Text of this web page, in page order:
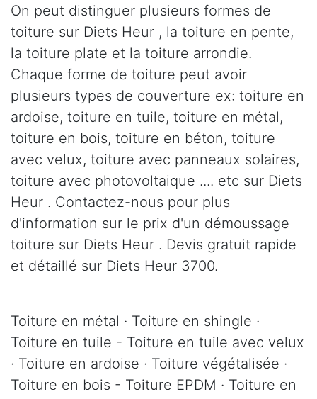
On peut distinguer plusieurs formes de
toiture sur Diets Heur , la toiture en pente,
la toiture plate et la toiture arrondie.
Chaque forme de toiture peut avoir
plusieurs types de couverture ex: toiture en
ardoise, toiture en tuile, toiture en métal,
toiture en bois, toiture en béton, toiture
avec velux, toiture avec panneaux solaires,
toiture avec photovoltaique .... etc sur Diets
Heur . Contactez-nous pour plus
d'information sur le prix d'un démoussage
toiture sur Diets Heur . Devis gratuit rapide
et détaillé sur Diets Heur 3700.
Toiture en métal · Toiture en shingle ·
Toiture en tuile - Toiture en tuile avec velux
· Toiture en ardoise · Toiture végétalisée ·
Toiture en bois - Toiture EPDM · Toiture en